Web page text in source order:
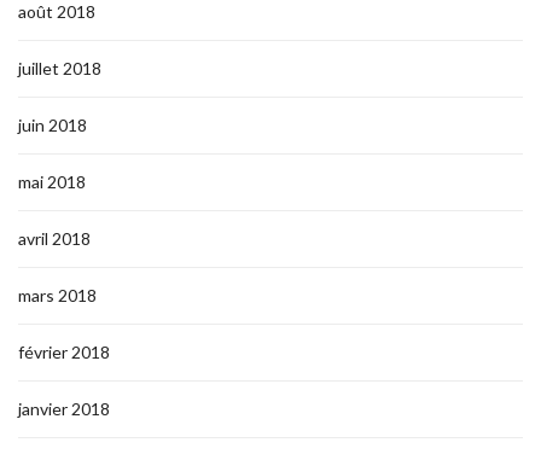
août 2018
juillet 2018
juin 2018
mai 2018
avril 2018
mars 2018
février 2018
janvier 2018